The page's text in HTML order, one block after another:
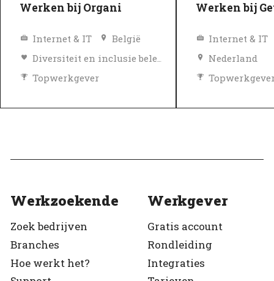
Werken bij Organi
Internet & IT
België
Topwerkgever
Werken bij
Internet & IT
Nederland
Werkzoekende
Zoek bedrijven
Branches
Hoe werkt het?
Werkgever
Gratis account
Rondleiding
Integraties